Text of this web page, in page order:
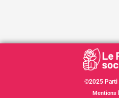
©2025 Parti
Mentions